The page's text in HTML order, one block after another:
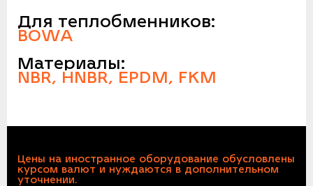
Для теплобменников:
BOWA
Материалы:
NBR, HNBR, EPDM, FKM
Цены на иностранное оборудование обусловлены
курсом валют и нуждаются в дополнительном
уточнении.